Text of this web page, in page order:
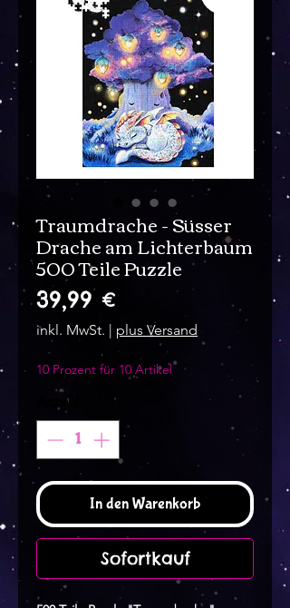
Traumdrache - Süsser
Drache am Lichterbaum
500 Teile Puzzle
39,99 €Preis
inkl. MwSt. | plus Versand
10 Prozent für 10 Artikel
Anzahl
In den Warenkorb
Sofortkauf